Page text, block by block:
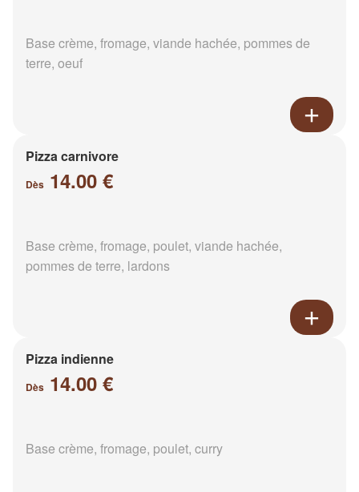
Base crème, fromage, viande hachée, pommes de
terre, oeuf
Pizza carnivore
Dès 14.00 €
Base crème, fromage, poulet, viande hachée,
pommes de terre, lardons
Pizza indienne
Dès 14.00 €
Base crème, fromage, poulet, curry